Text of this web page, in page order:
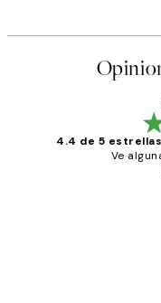
4.4 de 5 estrellas
Ve